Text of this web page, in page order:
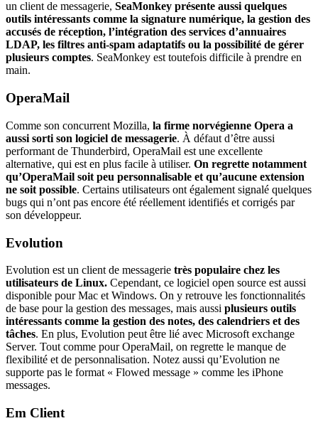
un client de messagerie, SeaMonkey présente aussi quelques
outils intéressants comme la signature numérique, la gestion des
accusés de réception, l’intégration des services d’annuaires
LDAP, les filtres anti-spam adaptatifs ou la possibilité de gérer
plusieurs comptes. SeaMonkey est toutefois difficile à prendre en
main.
OperaMail
Comme son concurrent Mozilla, la firme norvégienne Opera a
aussi sorti son logiciel de messagerie. À défaut d’être aussi
performant de Thunderbird, OperaMail est une excellente
alternative, qui est en plus facile à utiliser. On regrette notamment
qu’OperaMail soit peu personnalisable et qu’aucune extension
ne soit possible. Certains utilisateurs ont également signalé quelques
bugs qui n’ont pas encore été réellement identifiés et corrigés par
son développeur.
Evolution
Evolution est un client de messagerie très populaire chez les
utilisateurs de Linux. Cependant, ce logiciel open source est aussi
disponible pour Mac et Windows. On y retrouve les fonctionnalités
de base pour la gestion des messages, mais aussi plusieurs outils
intéressants comme la gestion des notes, des calendriers et des
tâches. En plus, Evolution peut être lié avec Microsoft exchange
Server. Tout comme pour OperaMail, on regrette le manque de
flexibilité et de personnalisation. Notez aussi qu’Evolution ne
supporte pas le format « Flowed message » comme les iPhone
messages.
Em Client